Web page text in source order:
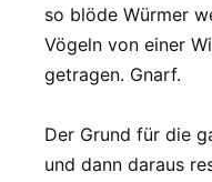
so blöde Würmer
Vögeln von einer
getragen. Gnarf.
Der Grund für die
und dann daraus